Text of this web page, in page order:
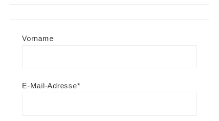
Vorname
E-Mail-Adresse*